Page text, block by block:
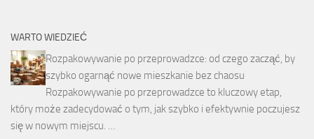
WARTO WIEDZIEĆ
Rozpakowywanie po przeprowadzce: od czego zacząć, by
szybko ogarnąć nowe mieszkanie bez chaosu
Rozpakowywanie po przeprowadzce to kluczowy etap,
który może zadecydować o tym, jak szybko i efektywnie poczujesz
się w nowym miejscu. …